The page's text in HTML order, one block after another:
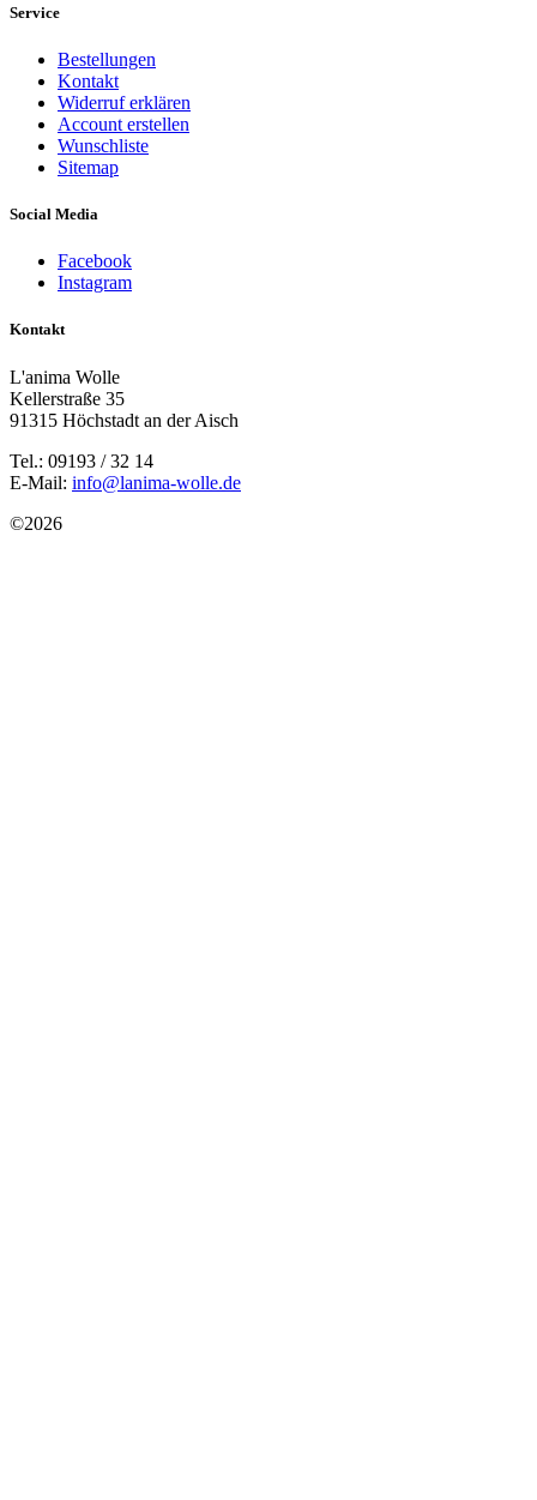
Service
Bestellungen
Kontakt
Widerruf erklären
Account erstellen
Wunschliste
Sitemap
Social Media
Facebook
Instagram
Kontakt
L'anima Wolle
Kellerstraße 35
91315 Höchstadt an der Aisch
Tel.: 09193 / 32 14
E-Mail: info@lanima-wolle.de
©2026